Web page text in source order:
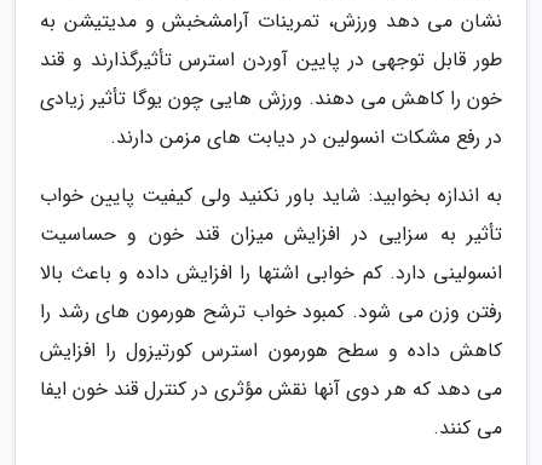
نشان می دهد ورزش، تمرینات آرامشخبش و مدیتیشن به
طور قابل توجهی در پایین آوردن استرس تأثیرگذارند و قند
خون را کاهش می دهند. ورزش هایی چون یوگا تأثیر زیادی
در رفع مشکات انسولین در دیابت های مزمن دارند.
به اندازه بخوابید: شاید باور نکنید ولی کیفیت پایین خواب
تأثیر به سزایی در افزایش میزان قند خون و حساسیت
انسولینی دارد. کم خوابی اشتها را افزایش داده و باعث بالا
رفتن وزن می شود. کمبود خواب ترشح هورمون های رشد را
کاهش داده و سطح هورمون استرس کورتیزول را افزایش
می دهد که هر دوی آنها نقش مؤثری در کنترل قند خون ایفا
می کنند.